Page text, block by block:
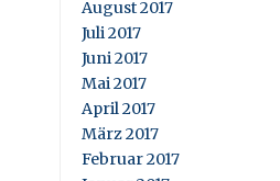
August 2017
Juli 2017
Juni 2017
Mai 2017
April 2017
März 2017
Februar 2017